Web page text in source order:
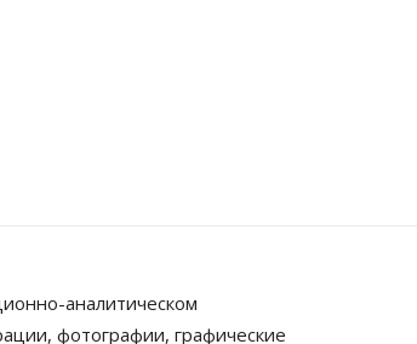
аналитическом
фотографии, графические